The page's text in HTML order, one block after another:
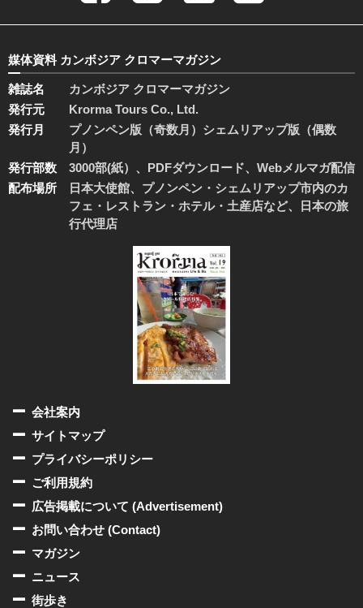
媒体資料 カンボジア クロマーマガジン
雑誌名
カンボジア クロマーマガジン
発行元
Krorma Tours Co., Ltd.
発行月
プノンペン版（奇数月）シェムリアップ版（偶数
月）
発行部数
3000部(紙）、PDFダウンロード、Webメルマガ配信
配布場所
日本大使館、プノンペン・シェムリアップ市内のカ
フェ・レストラン・ホテル・土産店など、日本の旅
行代理店
会社案内
サイトマップ
プライバシーポリシー
ご利用規約
広告掲載について (Advertisement)
お問い合わせ (Contact)
マガジン
ニュース
街歩き